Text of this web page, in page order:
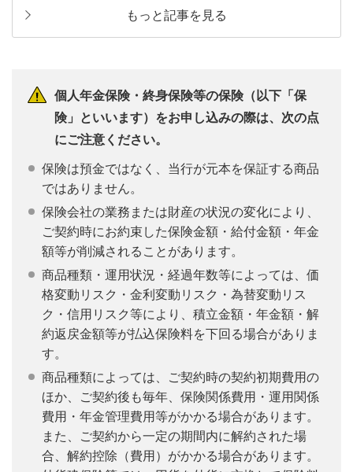
もっと記事を見る
個人年金保険・終身保険等の保険（以下「保
険」といいます）をお申し込みの際は、次の点
にご注意ください。
保険は預金ではなく、当行が元本を保証する商品
ではありません。
保険会社の業務または財産の状況の変化により、
ご契約時にお約束した保険金額・給付金額・年金
額等が削減されることがあります。
商品種類・運用状況・経過年数等によっては、価
格変動リスク・金利変動リスク・為替変動リス
ク・信用リスク等により、積立金額・年金額・解
約返戻金額等が払込保険料を下回る場合がありま
す。
商品種類によっては、ご契約時の契約初期費用の
ほか、ご契約後も毎年、保険関係費用・運用関係
費用・年金管理費用等がかかる場合があります。
また、ご契約から一定の期間内に解約された場
合、解約控除（費用）がかかる場合があります。